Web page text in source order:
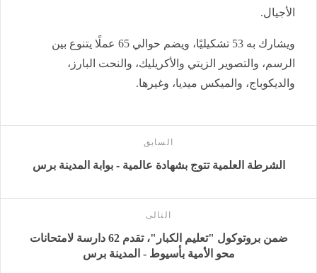
الأجيال.
ويشارك به 53 تشكيليًا، ويضم حوالي 65 عملًا يتنوع بين
الرسم، والتصوير الزيتي والأكريليك، والنحت البارز،
والديكوباج، والميكس ميديا، وغيرها.
السابق
الشرطة العلمية تتوج بشهادة عالمية - بوابة المدينة برس
التالى
ضمن بروتوكول "تعليم الكبار"، تقدم 62 دارسة لامتحانات
محو الأمية بأسيوط - المدينة برس